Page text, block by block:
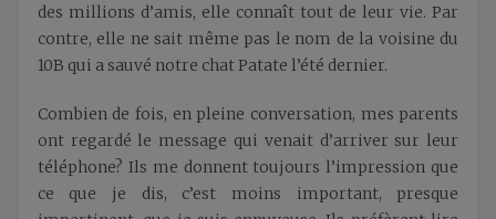
des millions d’amis, elle connaît tout de leur vie. Par
contre, elle ne sait même pas le nom de la voisine du
10B qui a sauvé notre chat Patate l’été dernier.
Combien de fois, en pleine conversation, mes parents
ont regardé le message qui venait d’arriver sur leur
téléphone? Ils me donnent toujours l’impression que
ce que je dis, c’est moins important, presque